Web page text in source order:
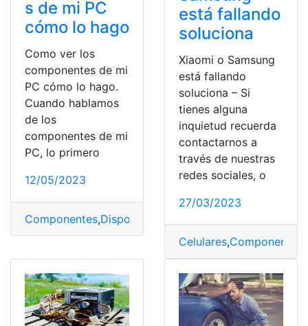
s de mi PC
cómo lo hago
Como ver los
componentes de mi
PC cómo lo hago.
Cuando hablamos
de los
componentes de mi
PC, lo primero
12/05/2023
Componentes,Dispositivo
está fallando
soluciona
Xiaomi o Samsung
está fallando
soluciona – Si
tienes alguna
inquietud recuerda
contactarnos a
través de nuestras
redes sociales, o
27/03/2023
Celulares,Componentes